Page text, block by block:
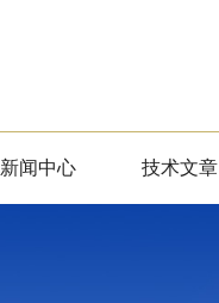
新闻中心 技术文章